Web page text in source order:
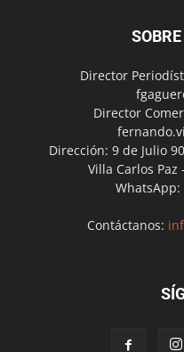
Director
Director
Dirección: 9 de Julio
Villa Carlos
WhatsApp:
Contáctanos: